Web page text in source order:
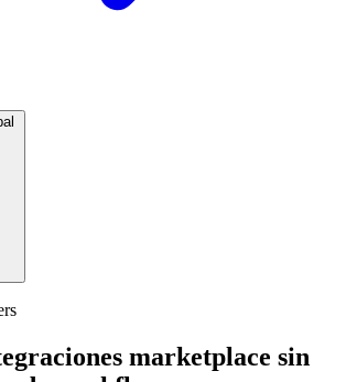
marketplace sin